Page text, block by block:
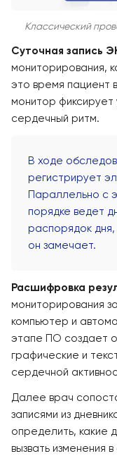
Классический
Суточная запись
мониторирования,
это время пациент
монитор
сердечный ритм.
В ходе
регистрирует
Параллельно с
порядке ведет
распорядок
он замечает.
Расшифровка
мониторирования
компьютер и
этапе ПО создает
графические и
сердечной
Далее врач
записями из
определить, какие
вызвать изменения